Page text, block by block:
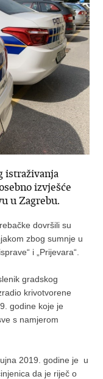
istraživanja
izvješće
u Zagrebu.
dovršili su
zbog sumnje u
i „Prijevara“.
gradskog
krivotvorene
godine koje je
s namjerom
2019. godine je u
da je riječ o